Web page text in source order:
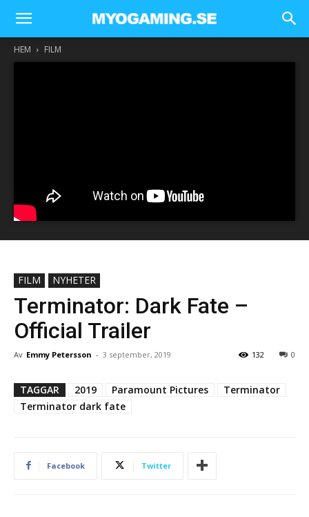
HEM FILM
FILM NYHETER
Terminator: Dark Fate –
Official Trailer
Av Emmy Petersson - 3 september, 2019 0
132
TAGGAR 2019 Paramount Pictures
Terminator
Terminator dark fate
Facebook Twitter